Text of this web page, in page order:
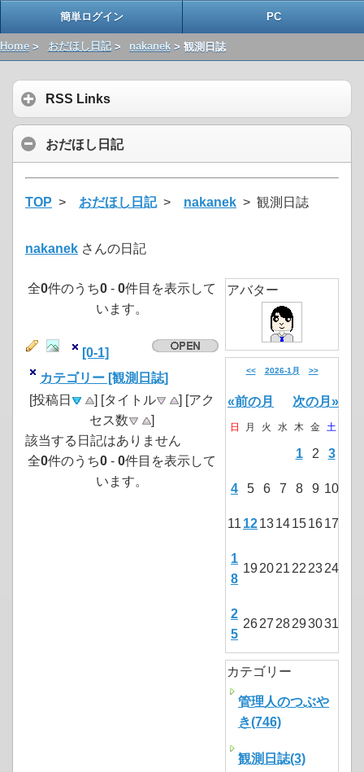
簡単ログイン PC
Home > おだほし日記> nakanek > 観測日誌
RSS Links
おだほし日記
TOP > おだほし日記> nakanek > 観測日誌
nakanek さんの日記
全0件のうち0 - 0件目を表示して
います。
[0-1]
カテゴリー [観測日誌]
[投稿日
] [タイトル
] [アク
セス数
]
該当する日記はありません
全0件のうち0 - 0件目を表示して
います。
アバター
<< 2026-1月 >>
«前の月 次の月»
日 月 火 水 木 金 土
1 2 3
4 5 6 7 8 9 10
11 121314151617
1
8
192021 22 2324
2
5
2627 28293031
カテゴリー
管理人のつぶや
き(746)
観測日誌(3)